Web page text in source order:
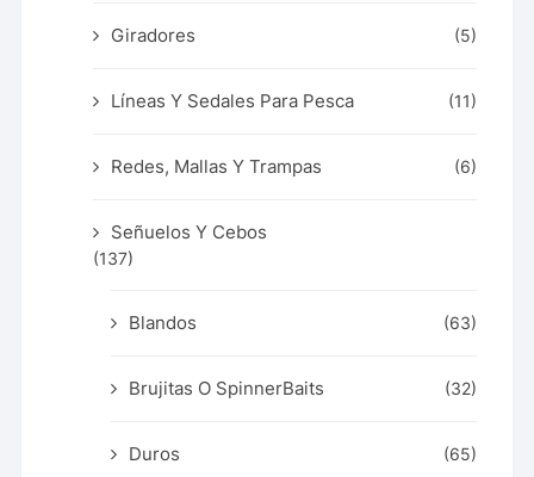
Giradores (5)
Líneas Y Sedales Para Pesca (11)
Redes, Mallas Y Trampas (6)
Señuelos Y Cebos
(137)
Blandos (63)
Brujitas O SpinnerBaits (32)
Duros (65)